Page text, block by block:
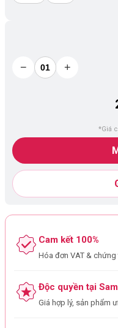
− +
*Giá
Cam kết 100%
Hóa đơn VAT &
Độc quyền tại
Giá hợp lý, sản phẩm